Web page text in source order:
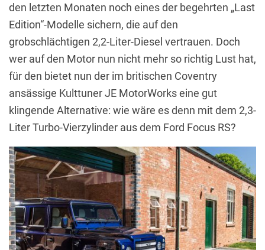
den letzten Monaten noch eines der begehrten „Last
Edition“-Modelle sichern, die auf den
grobschlächtigen 2,2-Liter-Diesel vertrauen. Doch
wer auf den Motor nun nicht mehr so richtig Lust hat,
für den bietet nun der im britischen Coventry
ansässige Kulttuner JE MotorWorks eine gut
klingende Alternative: wie wäre es denn mit dem 2,3-
Liter Turbo-Vierzylinder aus dem Ford Focus RS?